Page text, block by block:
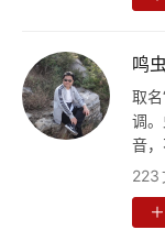
首
页
鸣虫
取
调
音
223